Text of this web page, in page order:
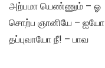
அற்பமா யெண்ணும் – ஓ
சொற்ப ஞானியே – ஐயோ
தப்புவாயோ நீ! – பாவ